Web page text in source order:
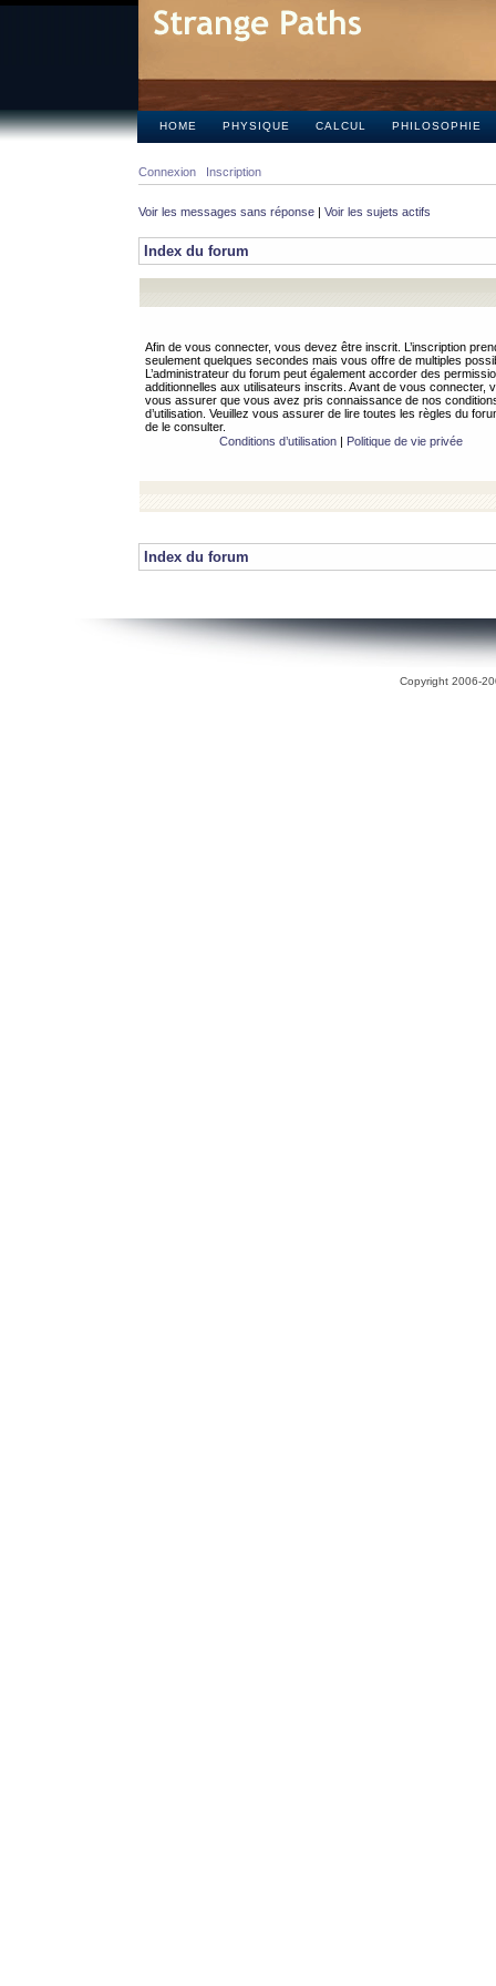
HOME PHYSIQUE CALCUL PHILOSOPHIE
Connexion Inscription
Voir les messages sans réponse | Voir les sujets actifs
Index du forum
Afin de vous connecter, vous devez être inscrit. L’inscription
seulement quelques secondes mais vous offre de multiples
L’administrateur du forum peut également accorder des
additionnelles aux utilisateurs inscrits. Avant de vous connecter,
vous assurer que vous avez pris connaissance de nos
d’utilisation. Veuillez vous assurer de lire toutes les règles du
de le consulter.
Conditions d’utilisation| Politique de vie privée
Index du forum
Copyright 2006-